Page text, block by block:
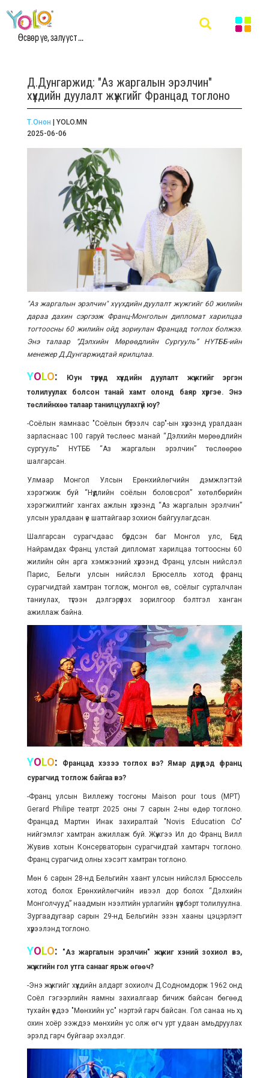
Өсвөр үе, залууст ...
Д.Дунгаржид: "Аз жаргалын эрэлчин"
хүүхдийн дуулалт жүжгийг Францад тоглоно
Т.Онон | YOLO.MN
2025-06-06
"Аз жаргалын эрэлчин" хүүхдийн дуулалт жүжгийг 60 жилийн
дараа дахин сэргээж Франц-Монголын дипломат харилцаа
тогтоосны 60 жилийн ойд зориулан Францад тоглох болжээ.
Энэ талаар “Дэлхийн Мөрөөдлийн Сургууль” НҮТББ-ийн
менежер Д.Дунгаржидтай ярилцлаа.
YOLO:
Юун түрүүнд хүүхдийн дуулалт жүжгийг эргэн
толилуулах болсон танай хамт олонд баяр хүргэе. Энэ
төслийнхөө талаар танилцуулахгүй юу?
-Соёлын яамнаас "Соёлын бүтээлч сар"-ын хүрээнд уралдаан
зарласнаас 100 гаруй төслөөс манай “Дэлхийн мөрөөдлийн
сургууль” НҮТББ “Аз жаргалын эрэлчин” төслөөрөө
шалгарсан.
Улмаар Монгол Улсын Ерөнхийлөгчийн дэмжлэгтэй
хэрэгжиж буй “Нүүдлийн соёлын боловсрол” хөтөлбөрийн
хэрэгжилтийг хангах ажлын хүрээнд “Аз жаргалын эрэлчин”
улсын уралдаан үе шаттайгаар зохион байгуулагдсан.
Шалгарсан сурагчдаас бүрдсэн баг Монгол улс, Бүгд
Найрамдах Франц улстай дипломат харилцаа тогтоосны 60
жилийн ойн арга хэмжээний хүрээнд Франц улсын нийслэл
Парис, Бельги улсын нийслэл Брюселль хотод франц
сурагчидтай хамтран тоглож, монгол өв, соёлыг сурталчлан
таниулах, түгээн дэлгэрүүлэх зорилгоор бэлтгэл ханган
ажиллаж байна.
YOLO:
Францад хэзээ тоглох вэ? Ямар дүрүүдэд франц
сурагчид тоглож байгаа вэ?
-Франц улсын Виллежу тосгоны Maison pour tous (MPT)
Gerard Philipe театрт 2025 оны 7 сарын 2-ны өдөр тоглоно.
Францад Мартин Инак захиралтай "Novis Education Co"
нийгэмлэг хамтран ажиллаж буй. Жүжгээ Ил до Франц Вилл
Жувив хотын Консерваторын сурагчидтай хамтарч тоглоно.
Франц сурагчид олны хэсэгт хамтран тоглоно.
Мөн 6 сарын 28-нд Бельгийн хаант улсын нийслэл Брюссель
хотод болох Ерөнхийлөгчийн ивээл дор болох “Дэлхийн
Монголчууд” наадмын нээлтийн урлагийн үзүүлбэрт толилуулна.
Зургаадугаар сарын 29-нд Бельгийн эзэн хааны цэцэрлэгт
хүрээлэнд тоглоно.
YOLO:
"Аз жаргалын эрэлчин" жүжиг хэний зохиол вэ,
жүжгийн гол утга санааг ярьж өгөөч?
-Энэ жүжгийг хүүхдийн алдарт зохиолч Д.Содномдорж 1962 онд
Соёл гэгээрлийн яамны захиалгаар бичиж байсан бөгөөд
тухайн үедээ "Мөнхийн ус" нэртэй гарч байсан. Гол санаа нь хүү,
охин хоёр ээждээ мөнхийн ус олж өгч урт удаан амьдруулах
эрэлд гарч буйгаар эхэлдэг.